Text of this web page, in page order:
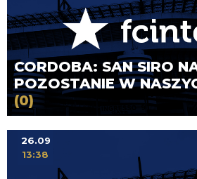
CORDOBA: SAN SIRO
POZOSTANIE W
(0)
26.09
13:38